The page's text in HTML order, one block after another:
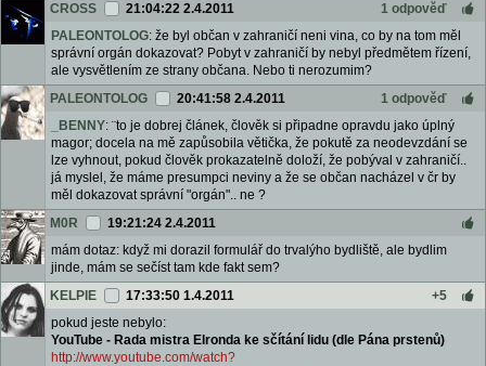
CROSS
21:04:22 2.4.2011
1 odpověď
PALEONTOLOG: že byl občan v zahraničí neni vina, co by na tom měl
správní orgán dokazovat? Pobyt v zahraničí by nebyl předmětem řízení,
ale vysvětlením ze strany občana. Nebo ti nerozumim?
PALEONTOLOG
20:41:58 2.4.2011
1 odpověď
_BENNY: ¨to je dobrej článek, člověk si připadne opravdu jako úplný
magor; docela na mě zapůsobila větička, že pokutě za neodevzdání se
lze vyhnout, pokud člověk prokazatelně doloží, že pobýval v zahraničí..
já myslel, že máme presumpci neviny a že se občan nacházel v čr by
měl dokazovat správní "orgán".. ne ?
M0R
19:21:24 2.4.2011
mám dotaz: když mi dorazil formulář do trvalýho bydliště, ale bydlim
jinde, mám se sečíst tam kde fakt sem?
KELPIE
17:33:50 1.4.2011
+5
pokud jeste nebylo:
YouTube - Rada mistra Elronda ke sčítání lidu (dle Pána prstenů)
http://www.youtube.com/watch?